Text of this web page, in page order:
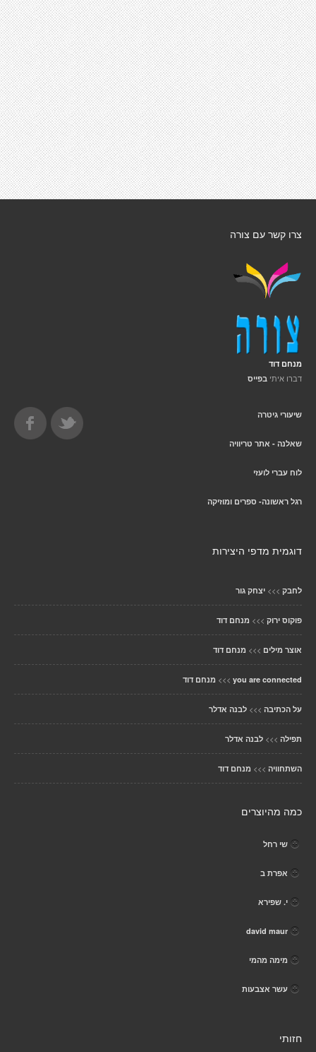
צרו קשר עם צורה
מנחם דוד
דברו איתי בפייס
שיעורי גיטרה
שאלנה - אתר טריוויה
לוח עברי לועזי
רגל ראשונה- ספרים ומוזיקה
דוגמית מדפי היצירות
לחבק >>> יצחק גור
פוקוס ירוק >>> מנחם דוד
אוצר מילים >>> מנחם דוד
you are connected
>>> מנחם דוד
על הכתיבה >>> לבנה אדלר
תפילה >>> לבנה אדלר
השתחוויה >>> מנחם דוד
כמה מהיוצרים
שי רחל
אפרת ב
י. שפירא
david maur
מימה מהמי
עשר אצבעות
חזותי